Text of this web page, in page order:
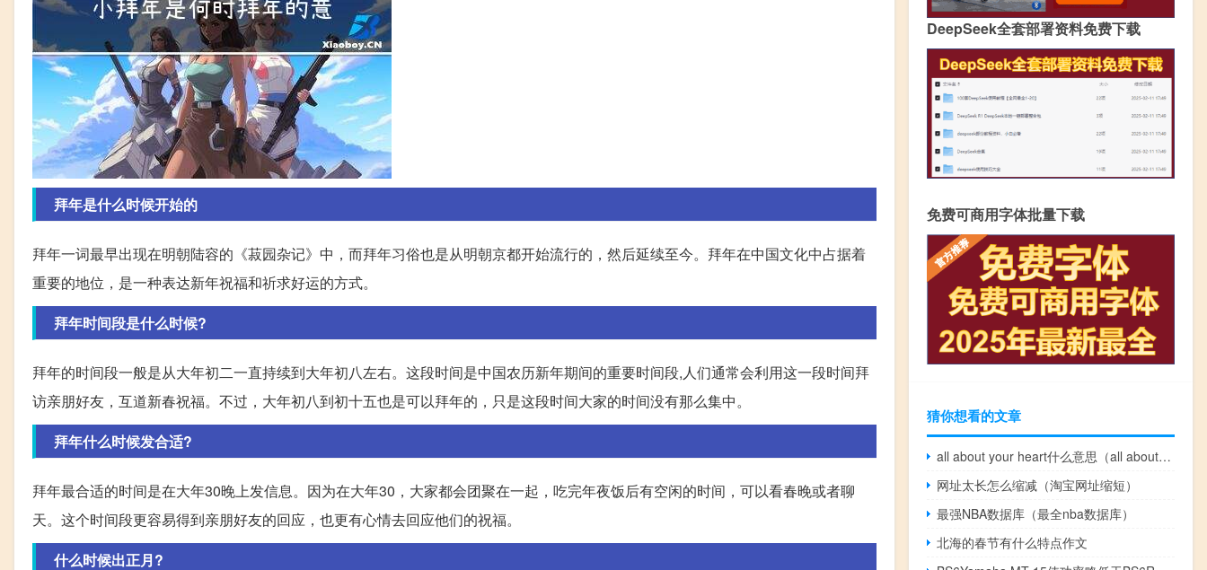
拜年是什么时候开始的
拜年一词最早出现在明朝陆容的《菽园杂记》中，而拜年习俗也是从明朝京都开始流行的，然后延续至今。拜年在中国文化中占据着
重要的地位，是一种表达新年祝福和祈求好运的方式。
拜年时间段是什么时候?
拜年的时间段一般是从大年初二一直持续到大年初八左右。这段时间是中国农历新年期间的重要时间段,人们通常会利用这一段时间拜
访亲朋好友，互道新春祝福。不过，大年初八到初十五也是可以拜年的，只是这段时间大家的时间没有那么集中。
拜年什么时候发合适?
拜年最合适的时间是在大年30晚上发信息。因为在大年30，大家都会团聚在一起，吃完年夜饭后有空闲的时间，可以看春晚或者聊
天。这个时间段更容易得到亲朋好友的回应，也更有心情去回应他们的祝福。
什么时候出正月?
DeepSeek全套部署资料免费下载
免费可商用字体批量下载
猜你想看的文章
all about your heart什么意思（all about your heart）
网址太长怎么缩减（淘宝网址缩短）
最强NBA数据库（最全nba数据库）
北海的春节有什么特点作文